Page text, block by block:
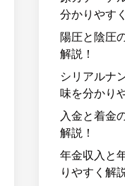
分かりやす
陽圧と陰圧
解説！
シリアルナ
味を分かり
入金と着金
解説！
年金収入と
りやすく解